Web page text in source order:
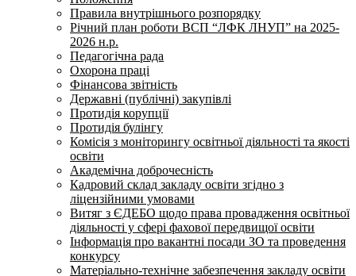
Правила внутрішнього розпорядку
Річний план роботи ВСП “ЛФК ЛНУП” на 2025-
2026 н.р.
Педагогічна рада
Охорона праці
Фінансова звітність
Державні (публічні) закупівлі
Протидія корупції
Протидія булінгу
Комісія з моніторингу освітньої діяльності та якості
освіти
Академічна доброчесність
Кадровий склад закладу освіти згідно з
ліцензійними умовами
Витяг з ЄДЕБО щодо права провадження освітньої
діяльності у сфері фахової передвищої освіти
Інформація про вакантні посади ЗО та проведення
конкурсу
Матеріально-технічне забезпечення закладу освіти